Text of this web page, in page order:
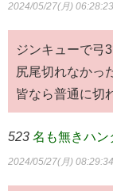
2024/05/27(月)
ジンキューで弓
尻尾切れなかっ
皆なら普通に切
523 名も無きハン
2024/05/27(月)